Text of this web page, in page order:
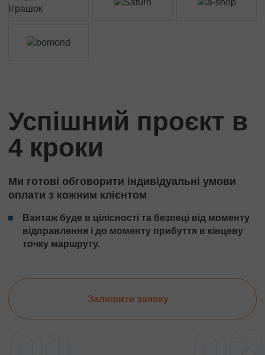
Успішний проєкт в
4 кроки
Ми готові обговорити індивідуальні умови
оплати з кожним клієнтом
Вантаж буде в цілісності та безпеці від моменту
відправлення і до моменту прибуття в кінцеву
точку маршруту.
Залишити заявку